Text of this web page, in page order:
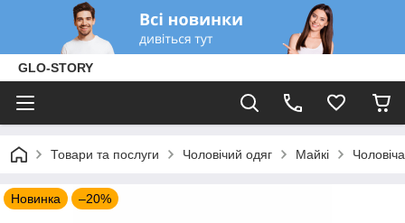
GLO-STORY
Товари та послуги Чоловічий одяг Майкі
Новинка –20%